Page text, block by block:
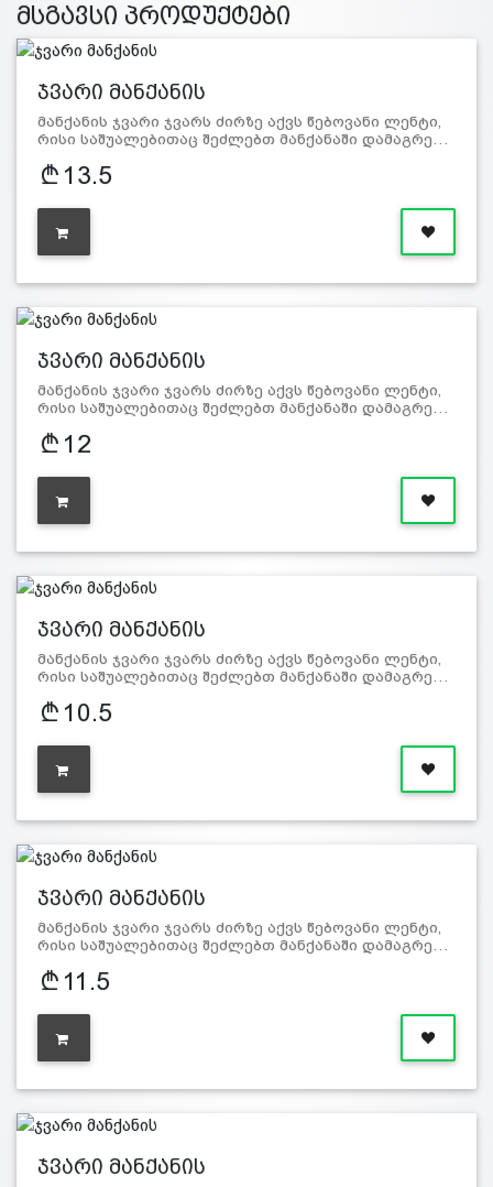
მსგავსი პროდუქტები
ჯვარი მანქანის
მანქანის ჯვარი ჯვარს ძირზე აქვს წებოვანი ლენტი,
რისი საშუალებითაც შეძლებთ მანქანაში დამაგრე…
13.5
ჯვარი მანქანის
მანქანის ჯვარი ჯვარს ძირზე აქვს წებოვანი ლენტი,
რისი საშუალებითაც შეძლებთ მანქანაში დამაგრე…
12
ჯვარი მანქანის
მანქანის ჯვარი ჯვარს ძირზე აქვს წებოვანი ლენტი,
რისი საშუალებითაც შეძლებთ მანქანაში დამაგრე…
10.5
ჯვარი მანქანის
მანქანის ჯვარი ჯვარს ძირზე აქვს წებოვანი ლენტი,
რისი საშუალებითაც შეძლებთ მანქანაში დამაგრე…
11.5
ჯვარი მანქანის